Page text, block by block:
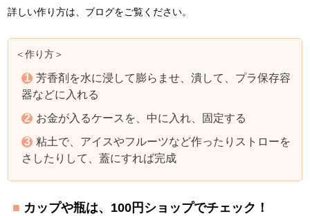
詳しい作り方は、ブログをご覧ください。
＜作り方＞
芳香剤を水に浸して膨らませ、潰して、プラ保存容
器などに入れる
お金が入るケースを、中に入れ、固定する
粘土で、アイスやフルーツなど作ったりストローを
さしたりして、蓋にすれば完成
カップや瓶は、100円ショップでチェック！